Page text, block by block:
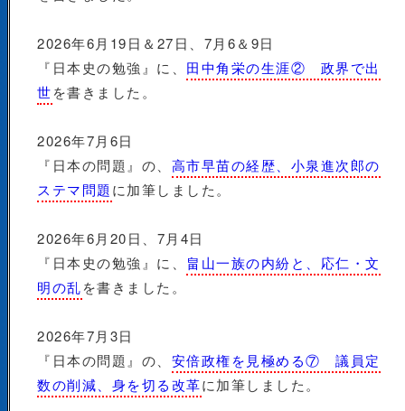
2026年6月19日＆27日、7月6＆9日
『日本史の勉強』に、 田中角栄の生涯② 政界で出
世を書きました。
2026年7月6日
『日本の問題』の、 高市早苗の経歴、小泉進次郎の
ステマ問題 に加筆しました。
2026年6月20日、7月4日
『日本史の勉強』に、 畠山一族の内紛と、応仁・文
明の乱を書きました。
2026年7月3日
『日本の問題』の、 安倍政権を見極める⑦ 議員定
数の削減、身を切る改革に加筆しました。